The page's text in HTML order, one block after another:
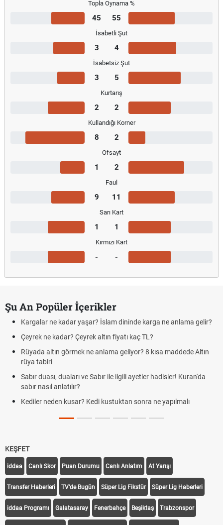
Topla Oynama %
45 55
İsabetli Şut
3 4
İsabetsiz Şut
3 5
Kurtarış
2 2
Kullandığı Korner
8 2
Ofsayt
1 2
Faul
9 11
Sarı Kart
1 1
Kırmızı Kart
- -
Şu An Popüler İçerikler
Kargalar ne kadar yaşar? İslam dininde karga ne anlama gelir?
Çeyrek ne kadar? Çeyrek altın fiyatı kaç TL?
Rüyada altın görmek ne anlama geliyor? 8 kısa maddede Altın
rüya tabiri
Sabır duası, duaları ve Sabır ile ilgili ayetler hadisler! Kuran'da
sabır nasıl anlatılır?
Kediler neden kusar? Kedi kustuktan sonra ne yapılmalı
KEŞFET
iddaa Canlı Skor Puan Durumu Canlı Anlatım At Yarışı
Transfer Haberleri TV'de Bugün Süper Lig Fikstür Süper Lig Haberleri
iddaa Programı Galatasaray Fenerbahçe Beşiktaş Trabzonspor